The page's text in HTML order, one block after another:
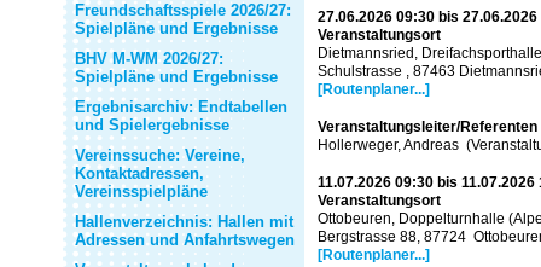
Freundschaftsspiele 2026/27:
Spielpläne und Ergebnisse
BHV M-WM 2026/27:
Spielpläne und Ergebnisse
Ergebnisarchiv: Endtabellen
und Spielergebnisse
Vereinssuche: Vereine,
Kontaktadressen,
Vereinsspielpläne
Hallenverzeichnis: Hallen mit
Adressen und Anfahrtswegen
27.06.2026 09:30 bis
Veranstaltungsort
Dietmannsried,
Schulstrasse , 87463
[Routenplaner...]
Veranstaltungsleiter/Referenten
Hollerweger, Andreas
11.07.2026 09:30 bis 11.07.2026
Veranstaltungsort
Ottobeuren, Doppelturnhalle
Bergstrasse 88, 87724
[Routenplaner...]